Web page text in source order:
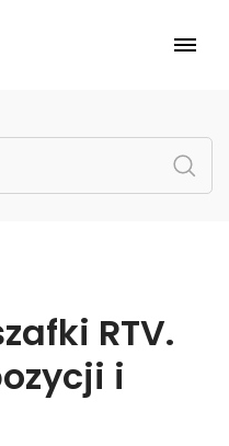
RTV.
i